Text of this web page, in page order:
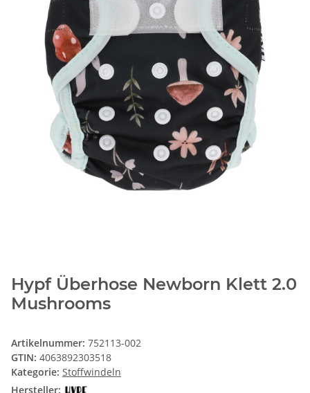
Hypf Überhose Newborn Klett 2.0
Mushrooms
Artikelnummer: 752113-002
GTIN: 4063892303518
Kategorie: Stoffwindeln
Hersteller: